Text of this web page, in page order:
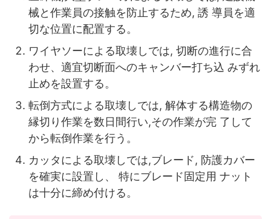
械と作業員の接触を防止するため, 誘 導員を適
切な位置に配置する。
ワイヤソーによる取壊しでは, 切断の進行に合
わせ、適宜切断面へのキャンバー打ち込 みずれ
止めを設置する。
転倒方式による取壊しでは, 解体する構造物の
縁切り作業を数日間行い,その作業が完 了して
から転倒作業を行う。
カッタによる取壊しでは,ブレード, 防護カバー
を確実に設置し、 特にブレード固定用 ナット
は十分に締め付ける。